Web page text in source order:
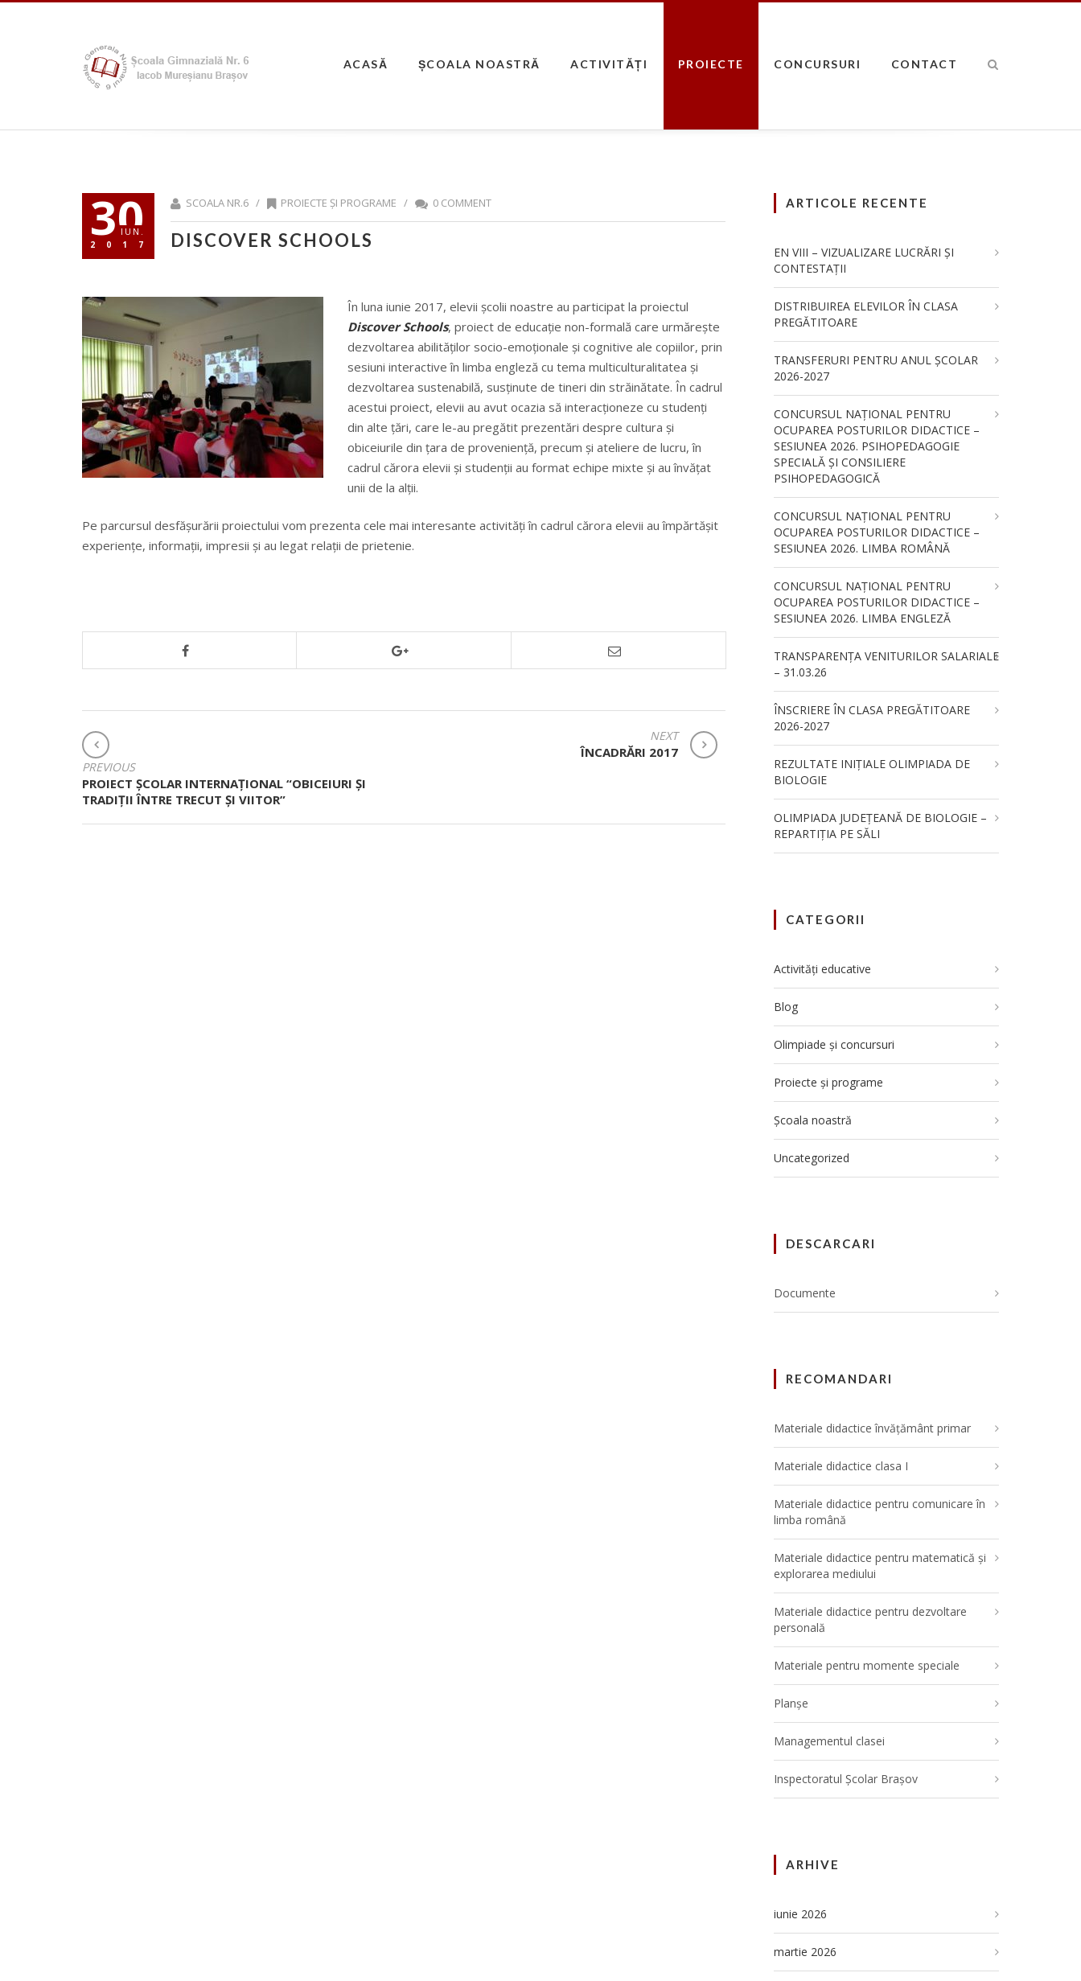
ACASĂ ȘCOALA NOASTRĂ ACTIVITĂȚI PROIECTE CONCURSURI CONTACT
30
IUN.
2017
SCOALA NR.6 / PROIECTE ȘI PROGRAME / 0 COMMENT
DISCOVER SCHOOLS
În luna iunie 2017, elevii școlii noastre au participat la proiectul
Discover Schools, proiect de educaţie non-formală care urmăreşte
dezvoltarea abilităţilor socio-emoţionale şi cognitive ale copiilor, prin
sesiuni interactive în limba engleză cu tema multiculturalitatea şi
dezvoltarea sustenabilă, susţinute de tineri din străinătate. În cadrul
acestui proiect, elevii au avut ocazia să interacționeze cu studenți
din alte țări, care le-au pregătit prezentări despre cultura și
obiceiurile din țara de proveniență, precum și ateliere de lucru, în
cadrul cărora elevii și studenții au format echipe mixte și au învățat
unii de la alții.
Pe parcursul desfășurării proiectului vom prezenta cele mai interesante activități în cadrul cărora elevii au împărtășit
experiențe, informații, impresii și au legat relații de prietenie.
NAVIGARE
ÎN
ARTICOLE
PREVIOUS
PROIECT ŞCOLAR INTERNAŢIONAL “OBICEIURI ȘI
TRADIȚII ÎNTRE TRECUT ȘI VIITOR”
NEXT
ÎNCADRĂRI 2017
ARTICOLE RECENTE
EN VIII – VIZUALIZARE LUCRĂRI ȘI
CONTESTAȚII
DISTRIBUIREA ELEVILOR ÎN CLASA
PREGĂTITOARE
TRANSFERURI PENTRU ANUL ȘCOLAR
2026-2027
CONCURSUL NAŢIONAL PENTRU
OCUPAREA POSTURILOR DIDACTICE –
SESIUNEA 2026. PSIHOPEDAGOGIE
SPECIALĂ ȘI CONSILIERE
PSIHOPEDAGOGICĂ
CONCURSUL NAŢIONAL PENTRU
OCUPAREA POSTURILOR DIDACTICE –
SESIUNEA 2026. LIMBA ROMÂNĂ
CONCURSUL NAŢIONAL PENTRU
OCUPAREA POSTURILOR DIDACTICE –
SESIUNEA 2026. LIMBA ENGLEZĂ
TRANSPARENȚA VENITURILOR SALARIALE
– 31.03.26
ÎNSCRIERE ÎN CLASA PREGĂTITOARE
2026-2027
REZULTATE INIȚIALE OLIMPIADA DE
BIOLOGIE
OLIMPIADA JUDEȚEANĂ DE BIOLOGIE –
REPARTIȚIA PE SĂLI
CATEGORII
Activități educative
Blog
Olimpiade și concursuri
Proiecte și programe
Școala noastră
Uncategorized
DESCARCARI
Documente
RECOMANDARI
Materiale didactice învățământ primar
Materiale didactice clasa I
Materiale didactice pentru comunicare în
limba română
Materiale didactice pentru matematică și
explorarea mediului
Materiale didactice pentru dezvoltare
personală
Materiale pentru momente speciale
Planșe
Managementul clasei
Inspectoratul Școlar Brașov
ARHIVE
iunie 2026
martie 2026